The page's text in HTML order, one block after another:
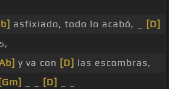
asfixiado, todo lo acabó, _
[D]
y va con [D] las escombras,
[Gm] [D]